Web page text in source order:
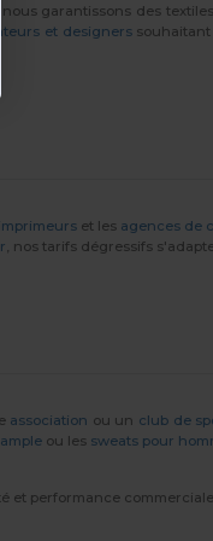
garantissons des
et designerssouhaitant
imprimeurs et les agences de
, nos tarifs dégressifs
association ou un club de
ou les sweats pour
et performance commerciale.